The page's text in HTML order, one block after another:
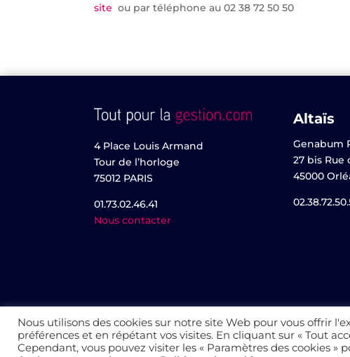
siteou par téléphone au 02 38 72 50 50
4 Place Louis Armand
Tour de l’horloge
75012 PARIS
01.73.02.46.41
Nous contacter
Altaïs
Genabum
27 bis
45000
© 2022 Altaïs
Nous utilisons des cookies sur notre site Web pour vous offrir
préférences et en répétant vos visites. En cliquant sur « Tout
Cependant, vous pouvez visiter les « Paramètres des cookies